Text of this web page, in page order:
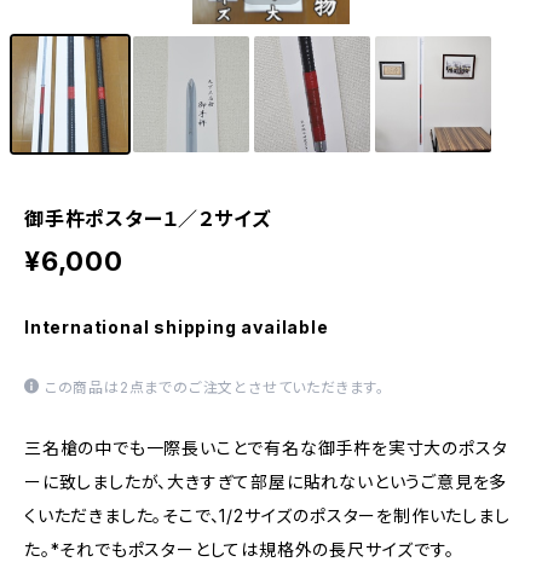
御手杵ポスター１／２サイズ
¥6,000
International shipping available
この商品は2点までのご注文とさせていただきます。
三名槍の中でも一際長いことで有名な御手杵を実寸大のポスタ
ーに致しましたが、大きすぎて部屋に貼れないというご意見を多
くいただきました。そこで、1/2サイズのポスターを制作いたしまし
た。*それでもポスターとしては規格外の長尺サイズです。